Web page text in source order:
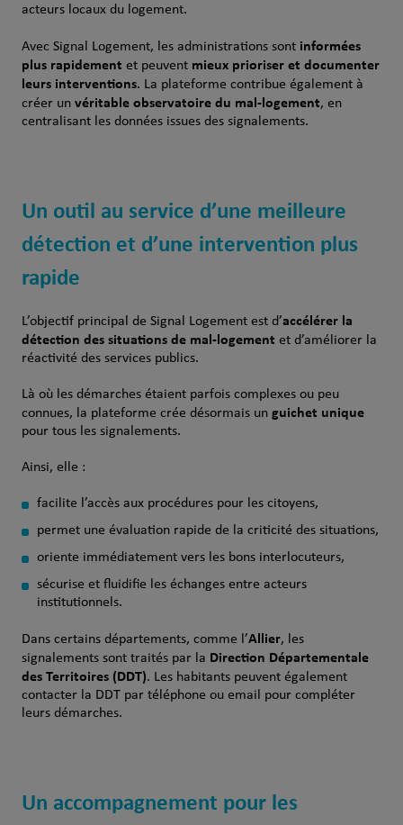
acteurs locaux du logement.
Avec Signal Logement, les administrations sont informées
plus rapidement et peuvent mieux prioriser et documenter
leurs interventions. La plateforme contribue également à
créer un véritable observatoire du mal-logement, en
centralisant les données issues des signalements.
Un outil au service d’une meilleure
détection et d’une intervention plus
rapide
L’objectif principal de Signal Logement est d’accélérer la
détection des situations de mal-logement et d’améliorer la
réactivité des services publics.
Là où les démarches étaient parfois complexes ou peu
connues, la plateforme crée désormais un guichet unique
pour tous les signalements.
Ainsi, elle :
facilite l’accès aux procédures pour les citoyens,
permet une évaluation rapide de la criticité des situations,
oriente immédiatement vers les bons interlocuteurs,
sécurise et fluidifie les échanges entre acteurs
institutionnels.
Dans certains départements, comme l’Allier, les
signalements sont traités par la Direction Départementale
des Territoires (DDT). Les habitants peuvent également
contacter la DDT par téléphone ou email pour compléter
leurs démarches.
Un accompagnement pour les